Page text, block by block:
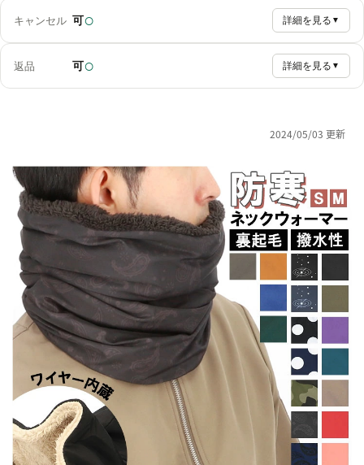
キャンセル 可○ 詳細を見る ▼
返品 可○ 詳細を見る ▼
2024/05/03 更新